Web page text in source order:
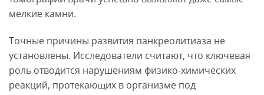
мелкие камни.
Точные причины развития панкреолитиаза не
установлены. Исследователи считают, что ключевая
роль отводится нарушениям физико-химических
реакций, протекающих в организме под